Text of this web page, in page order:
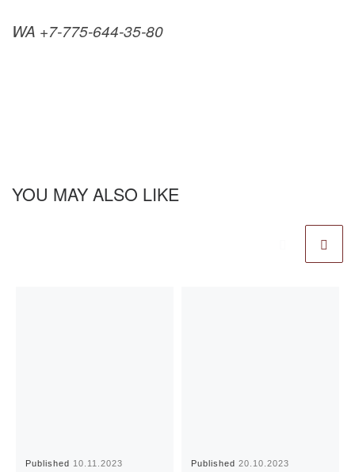
WA +7-775-644-35-80
YOU MAY ALSO LIKE
Published 10.11.2023 Published20.10.2023